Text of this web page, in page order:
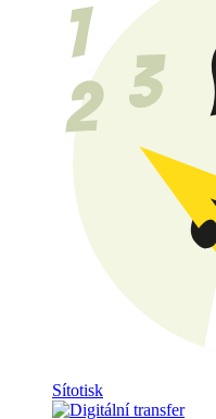
Sítotisk